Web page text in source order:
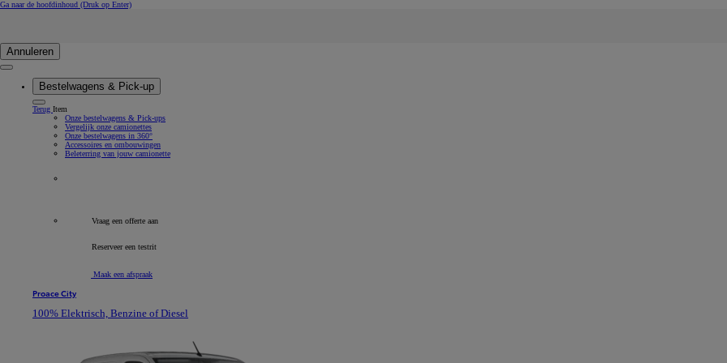
Ga naar de hoofdinhoud (Druk op Enter)
Annuleren
Bestelwagens & Pick-up
Terug Item
Onze bestelwagens & Pick-ups
Vergelijk onze camionettes
Onze bestelwagens in 360°
Accessoires en ombouwingen
Beleterring van jouw camionette
Vraag een offerte aan
Reserveer een testrit
Maak een afspraak
Proace City
100% Elektrisch, Benzine of Diesel